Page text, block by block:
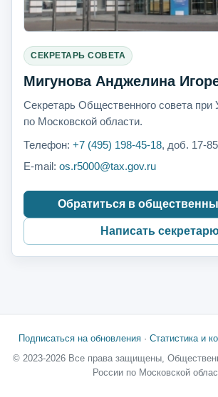
СЕКРЕТАРЬ СОВЕТА
Мигунова Анджелина
Секретарь Общественного совета
по Московской области.
Телефон: +7 (495) 198-45-18, доб. 17-85
E-mail: os.r5000@tax.gov.ru
Обратиться в
Написать секретарю
Подписаться на обновления· Статистика и
© 2023-2026 Все права защищены,
России по Московской